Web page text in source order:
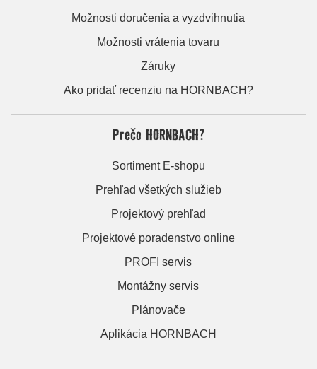
Možnosti doručenia a vyzdvihnutia
Možnosti vrátenia tovaru
Záruky
Ako pridať recenziu na HORNBACH?
Prečo HORNBACH?
Sortiment E-shopu
Prehľad všetkých služieb
Projektový prehľad
Projektové poradenstvo online
PROFI servis
Montážny servis
Plánovače
Aplikácia HORNBACH